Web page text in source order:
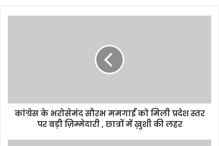
b
s
e
कांग्रेस के भरोसेमंद सौरभ ममगाईं को मिली प्रदेश स्तर
पर बड़ी ज़िम्मेदारी , छात्रों में ख़ुशी की लहर